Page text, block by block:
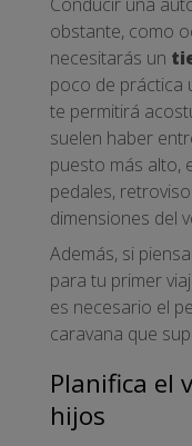
obstante, como
necesitarás un
poco de práctica
te permitirá
suelen haber
puesto más alto,
pedales,
dimensiones del
Además, si
para tu primer
es necesario el
caravana que
Planifica el
hijos